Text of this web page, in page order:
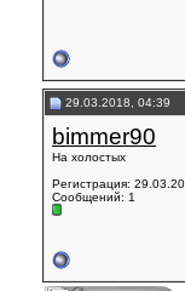
29.03.2018, 04:39
bimmer90
На холостых
Регистрация:
Сообщений: 1